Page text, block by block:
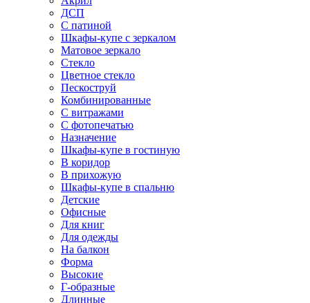
ДСП
С патиной
Шкафы-купе с зеркалом
Матовое зеркало
Стекло
Цветное стекло
Пескоструй
Комбинированные
С витражами
С фотопечатью
Назначение
Шкафы-купе в гостиную
В коридор
В прихожую
Шкафы-купе в спальню
Детские
Офисные
Для книг
Для одежды
На балкон
Форма
Высокие
Г-образные
Длинные